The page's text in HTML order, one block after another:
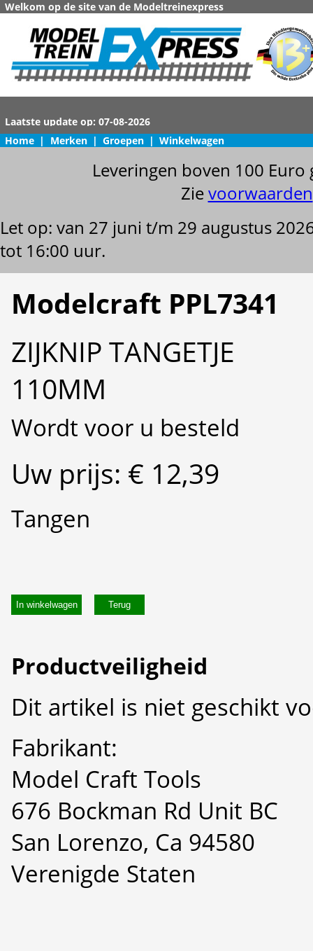
Welkom op de site van de Modeltreinexpress
Home | Merken | Groepen | Winkelwagen
Leveringen boven 100
Zievoorwaarden
Let op: van 27 juni t/m 29 augustus
tot 16:00 uur.
Modelcraft PPL7341
ZIJKNIP TANGETJE
110MM
Wordt voor u besteld
Uw prijs: € 12,39
Tangen
In winkelwagen
Productveiligheid
Dit artikel is niet geschikt
Fabrikant:
Model Craft Tools
676 Bockman Rd Unit BC
San Lorenzo, Ca 94580
Verenigde Staten